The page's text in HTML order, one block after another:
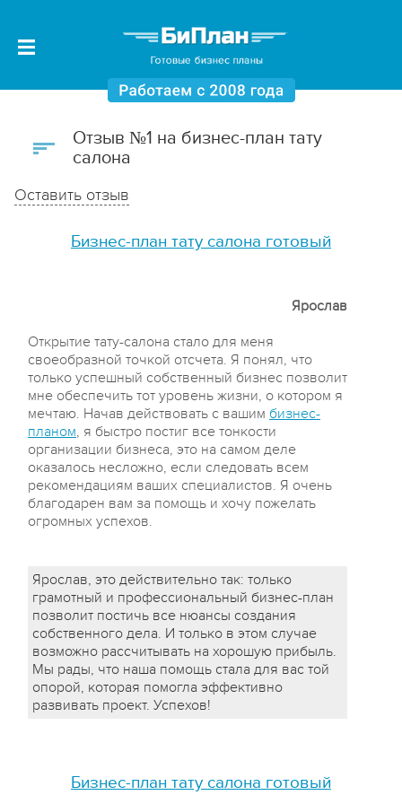
Отзыв №1 на бизнес-план тату
салона
Оставить отзыв
Бизнес-план тату салона готовый
Ярослав
Открытие тату-салона стало для меня
своеобразной точкой отсчета. Я понял, что
только успешный собственный бизнес позволит
мне обеспечить тот уровень жизни, о котором я
мечтаю. Начав действовать с вашим бизнес-
планом, я быстро постиг все тонкости
организации бизнеса, это на самом деле
оказалось несложно, если следовать всем
рекомендациям ваших специалистов. Я очень
благодарен вам за помощь и хочу пожелать
огромных успехов.
Ярослав, это действительно так: только
грамотный и профессиональный бизнес-план
позволит постичь все нюансы создания
собственного дела. И только в этом случае
возможно рассчитывать на хорошую прибыль.
Мы рады, что наша помощь стала для вас той
опорой, которая помогла эффективно
развивать проект. Успехов!
Бизнес-план тату салона готовый